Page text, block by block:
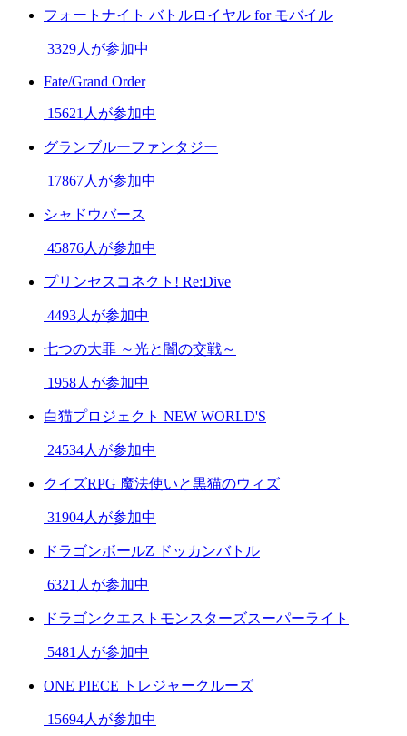
フォートナイト バトルロイヤル for モバイル
3329人が参加中
Fate/Grand Order
15621人が参加中
グランブルーファンタジー
17867人が参加中
シャドウバース
45876人が参加中
プリンセスコネクト! Re:Dive
4493人が参加中
七つの大罪 ～光と闇の交戦～
1958人が参加中
白猫プロジェクト NEW WORLD'S
24534人が参加中
クイズRPG 魔法使いと黒猫のウィズ
31904人が参加中
ドラゴンボールZ ドッカンバトル
6321人が参加中
ドラゴンクエストモンスターズスーパーライト
5481人が参加中
ONE PIECE トレジャークルーズ
15694人が参加中